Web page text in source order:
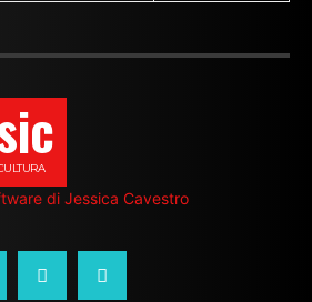
di Jessica Cavestro